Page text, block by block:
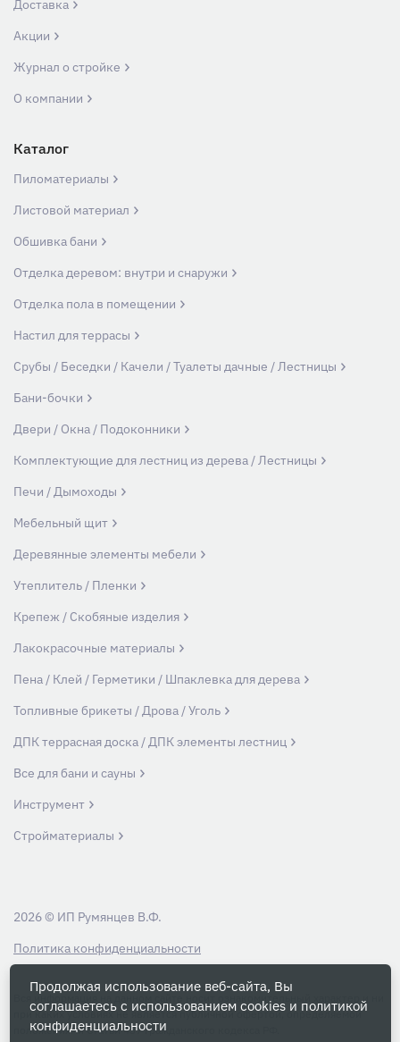
Доставка
Акции
Журнал о стройке
О компании
Каталог
Пиломатериалы
Листовой материал
Обшивка бани
Отделка деревом: внутри и снаружи
Отделка пола в помещении
Настил для террасы
Срубы / Беседки / Качели / Туалеты дачные / Лестницы
Бани-бочки
Двери / Окна / Подоконники
Комплектующие для лестниц из дерева / Лестницы
Печи / Дымоходы
Мебельный щит
Деревянные элементы мебели
Утеплитель / Пленки
Крепеж / Скобяные изделия
Лакокрасочные материалы
Пена / Клей / Герметики / Шпаклевка для дерева
Топливные брикеты / Дрова / Уголь
ДПК террасная доска / ДПК элементы лестниц
Все для бани и сауны
Инструмент
Стройматериалы
Вся информация на данном сайте носит ознакомительный характер и ни
при каких условиях не является публичной офертой, определяемой
положениями Статьи 437 Гражданского кодекса РФ.
Политика конфиденциальности
2026 © ИП Румянцев В.Ф.
Продолжая использование веб-сайта, Вы
соглашаетесь с использованием cookies и политикой
конфиденциальности